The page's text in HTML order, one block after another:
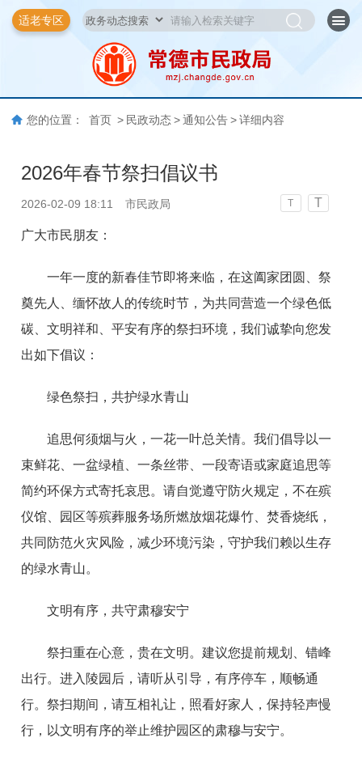
适老专区
您的位置： 首页 > 民政动态 > 通知公告 > 详细内容
2026年春节祭扫倡议书
2026-02-09 18:11 市民政局 T T
广大市民朋友：
一年一度的新春佳节即将来临，在这阖家团圆、祭
奠先人、缅怀故人的传统时节，为共同营造一个绿色低
碳、文明祥和、平安有序的祭扫环境，我们诚挚向您发
出如下倡议：
绿色祭扫，共护绿水青山
追思何须烟与火，一花一叶总关情。我们倡导以一
束鲜花、一盆绿植、一条丝带、一段寄语或家庭追思等
简约环保方式寄托哀思。请自觉遵守防火规定，不在殡
仪馆、园区等殡葬服务场所燃放烟花爆竹、焚香烧纸，
共同防范火灾风险，减少环境污染，守护我们赖以生存
的绿水青山。
文明有序，共守肃穆安宁
祭扫重在心意，贵在文明。建议您提前规划、错峰
出行。进入陵园后，请听从引导，有序停车，顺畅通
行。祭扫期间，请互相礼让，照看好家人，保持轻声慢
行，以文明有序的举止维护园区的肃穆与安宁。